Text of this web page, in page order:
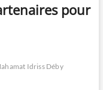
pour
Idriss Déby